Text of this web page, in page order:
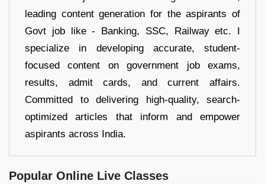
leading content generation for the aspirants of
Govt job like - Banking, SSC, Railway etc. I
specialize in developing accurate, student-
focused content on government job exams,
results, admit cards, and current affairs.
Committed to delivering high-quality, search-
optimized articles that inform and empower
aspirants across India.
Popular Online Live Classes